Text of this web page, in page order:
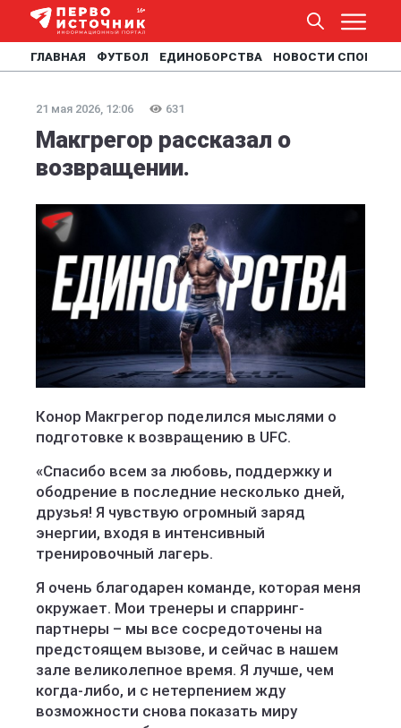
ГЛАВНАЯ ФУТБОЛ ЕДИНОБОРСТВА НОВОСТИ СПОРТА
21 мая 2026, 12:06 631
Макгрегор рассказал о
возвращении.
Конор Макгрегор поделился мыслями о
подготовке к возвращению в UFC.
«Спасибо всем за любовь, поддержку и
ободрение в последние несколько дней,
друзья! Я чувствую огромный заряд
энергии, входя в интенсивный
тренировочный лагерь.
Я очень благодарен команде, которая меня
окружает. Мои тренеры и спарринг-
партнеры – мы все сосредоточены на
предстоящем вызове, и сейчас в нашем
зале великолепное время. Я лучше, чем
когда-либо, и с нетерпением жду
возможности снова показать миру